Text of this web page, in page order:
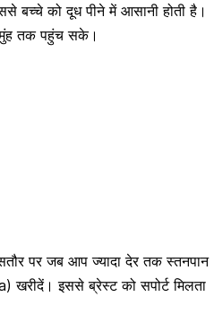
बच्चे को दूध पीने में आसानी होती है।
मुंह तक पहुंच सके।
पर जब आप ज्यादा देर तक स्तनपान
खरीदें। इससे ब्रेस्ट को सपोर्ट मिलता